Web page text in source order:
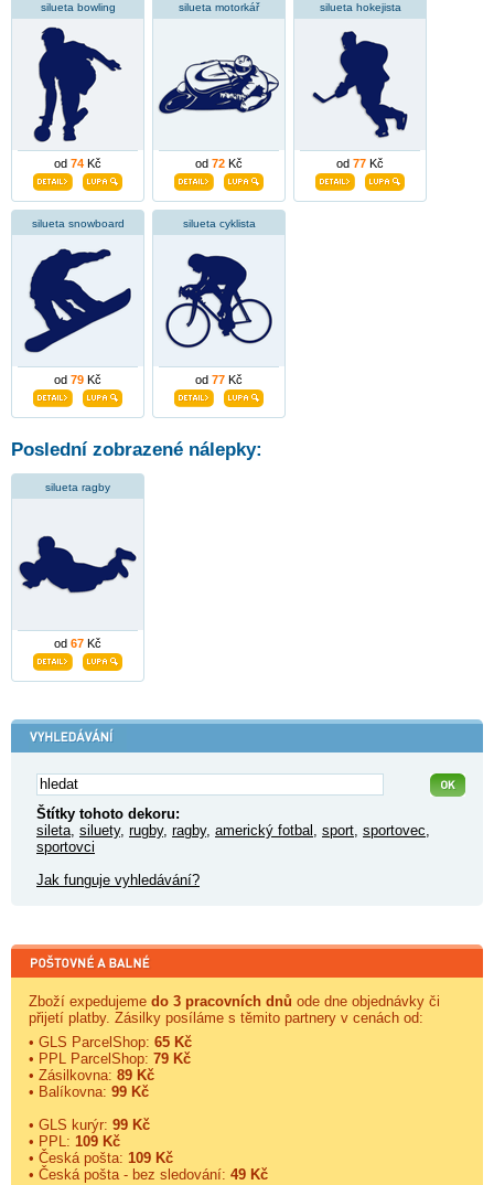
silueta bowling
od 74 Kč
silueta motorkář
od 72 Kč
silueta hokejista
od 77 Kč
silueta snowboard
od 79 Kč
silueta cyklista
od 77 Kč
Poslední zobrazené nálepky:
silueta ragby
od 67 Kč
Štítky tohoto dekoru:
sileta, siluety, rugby, ragby, americký fotbal , sport, sportovec,
sportovci
Jak funguje vyhledávání?
Zboží expedujeme do 3 pracovních dnů ode dne objednávky či
přijetí platby. Zásilky posíláme s těmito partnery v cenách od:
• GLS ParcelShop: 65 Kč
• PPL ParcelShop: 79 Kč
• Zásilkovna: 89 Kč
• Balíkovna: 99 Kč
• GLS kurýr: 99 Kč
• PPL: 109 Kč
• Česká pošta: 109 Kč
• Česká pošta - bez sledování: 49 Kč